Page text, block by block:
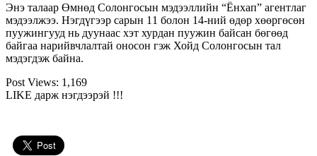
Энэ талаар Өмнөд Солонгосын мэдээллийн “Ёнхап” агентлаг
мэдээлжээ. Нэгдүгээр сарын 11 болон 14-ний өдөр хөөргөсөн
пуужингууд нь дуунаас хэт хурдан пуужин байсан бөгөөд
байгаа нарийвчлалтай оносон гэж Хойд Солонгосын тал
мэдэгдэж байна.
Post Views: 1,169
LIKE дарж нэгдээрэй !!!